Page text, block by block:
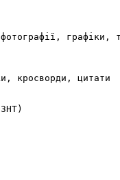
кросворди, цитати